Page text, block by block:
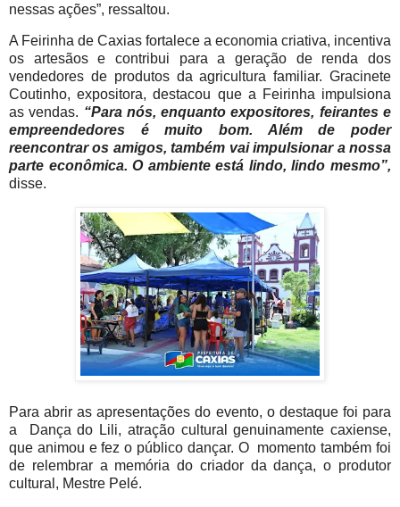
nessas ações”, ressaltou.
A Feirinha de Caxias fortalece a economia criativa, incentiva
os artesãos e contribui para a geração de renda dos
vendedores de produtos da agricultura familiar. Gracinete
Coutinho, expositora, destacou que a Feirinha impulsiona
as vendas. “Para nós, enquanto expositores, feirantes e
empreendedores é muito bom. Além de poder
reencontrar os amigos, também vai impulsionar a nossa
parte econômica. O ambiente está lindo, lindo mesmo”,
disse.
Para abrir as apresentações do evento, o destaque foi para
a Dança do Lili, atração cultural genuinamente caxiense,
que animou e fez o público dançar. O momento também foi
de relembrar a memória do criador da dança, o produtor
cultural, Mestre Pelé.